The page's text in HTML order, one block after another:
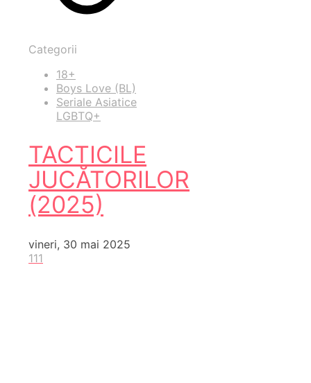
Categorii
18+
Boys Love (BL)
Seriale Asiatice
LGBTQ+
TACTICILE
JUCĂTORILOR
(2025)
vineri, 30 mai 2025
111